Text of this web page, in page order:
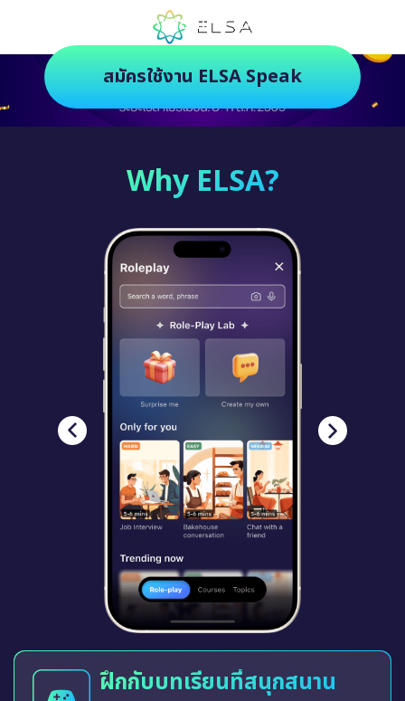
ตัวช่วยฝึกภาษายุคใหม่ ฝึกสนุกยิ่งกว่า
สมัครใช้งาน ELSA Speak
Why ELSA?
ฝึกกับบทเรียนที่สนุกสนาน